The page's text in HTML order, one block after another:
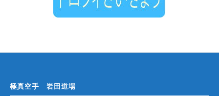
極真空手 岩田道場